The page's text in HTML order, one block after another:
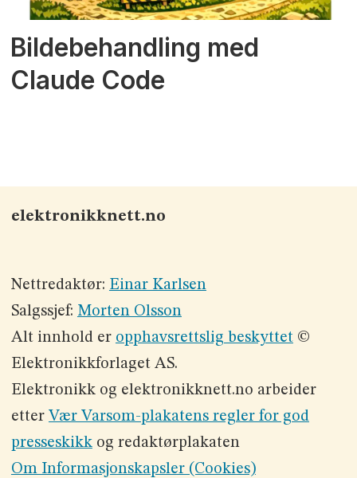
Bildebehandling med
Claude Code
elektronikknett.no
Nettredaktør: Einar Karlsen
Salgssjef: Morten Olsson
Alt innhold er opphavsrettslig beskyttet©
Elektronikkforlaget AS.
Elektronikk og elektronikknett.no arbeider
etter Vær Varsom-plakatens regler for god
presseskikkog redaktørplakaten
Om Informasjonskapsler (Cookies)